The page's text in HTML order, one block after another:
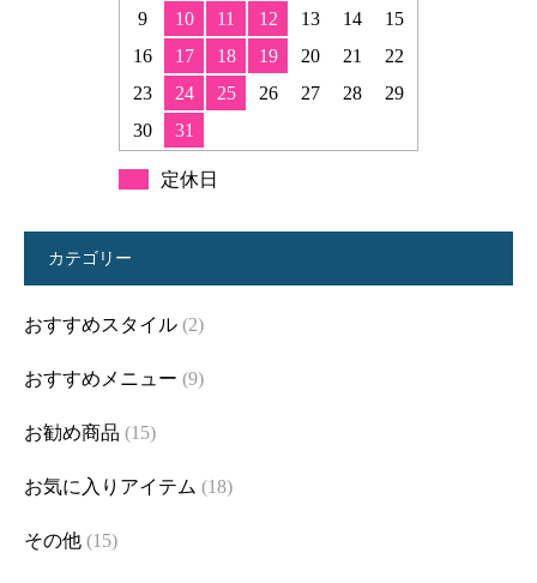
9
10 11 12 13 14
15
16
17 18 19 20 21
22
23
24 25 26 27 28
29
30
31
定休日
カテゴリー
おすすめスタイル (2)
おすすめメニュー (9)
お勧め商品 (15)
お気に入りアイテム (18)
その他 (15)